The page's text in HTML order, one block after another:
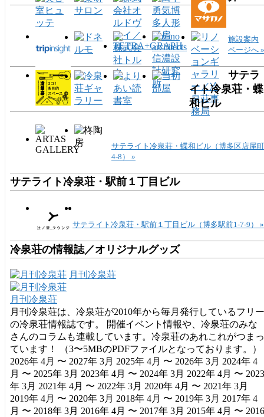
施設案内
ページへ »
サテラ
イト冷泉荘・蝶
和ビル
サテライト冷泉荘・蝶和ビル（博多区店屋町
4-8） »
サテライト冷泉荘・駅前１丁目ビル
サテライト冷泉荘・駅前１丁目ビル（博多駅前1-7-9） »
冷泉荘の情報誌／オリジナルグッズ
月刊冷泉荘
月刊冷泉荘
月刊冷泉荘は、冷泉荘が2010年から毎月発行しているフリー
の冷泉荘情報誌です。 開催イベント情報や、冷泉荘のみな
さんのコラムも連載しています。冷泉荘のあれこれがつまっ
ています！ （3〜5MBのPDFファイルとなっております。）
2026年 4月 〜 2027年 3月 2025年 4月 〜 2026年 3月 2024年 4
月 〜 2025年 3月 2023年 4月 〜 2024年 3月 2022年 4月 〜 2023
年 3月 2021年 4月 〜 2022年 3月 2020年 4月 〜 2021年 3月
2019年 4月 〜 2020年 3月 2018年 4月 〜 2019年 3月 2017年 4
月 〜 2018年 3月 2016年 4月 〜 2017年 3月 2015年 4月 〜 2016